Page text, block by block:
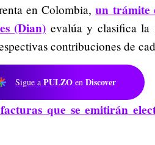
en Colombia,un trámite
(Dian) evalúa y clasifica la
contribuciones de
Sigue a PULZO en Discover
que se emitirán